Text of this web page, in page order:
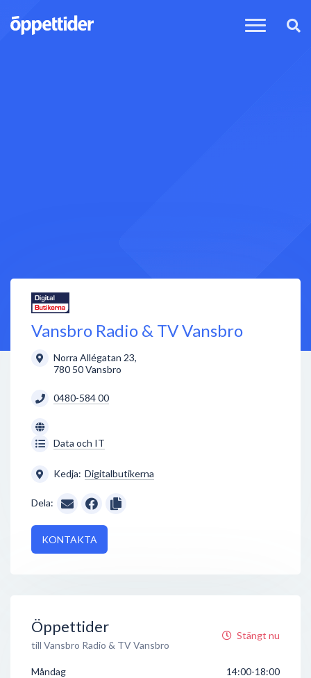
Vansbro Radio & TV Vansbro
Norra Allégatan 23,
780 50Vansbro
0480-584 00
Data och IT
Kedja: Digitalbutikerna
Dela:
KONTAKTA
Öppettider
till Vansbro Radio & TV Vansbro
Stängt nu
Måndag
14:00-18:00